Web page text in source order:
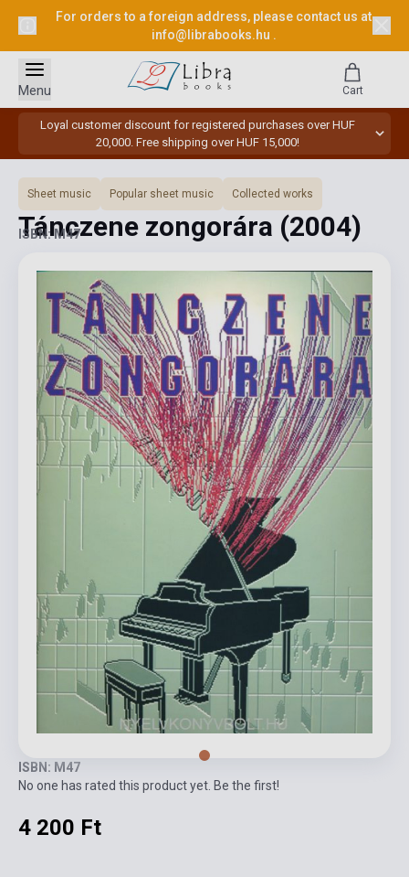
For orders to a foreign address, please contact us at
info@librabooks.hu .
Loyal customer discount for registered purchases over HUF
20,000. Free shipping over HUF 15,000!
Menu Cart
Sheet music Popular sheet music Collected works
Tánczene zongorára (2004)
ISBN: M47
ISBN: M47
No one has rated this product yet. Be the first!
4 200 Ft